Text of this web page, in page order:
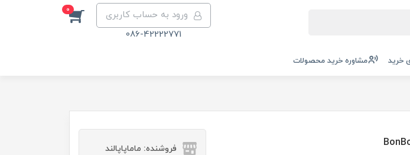
ورود به حساب کاربری
086-42222771
0
خرید مشاوره خرید محصولات
فروشنده: ماماپاپالند